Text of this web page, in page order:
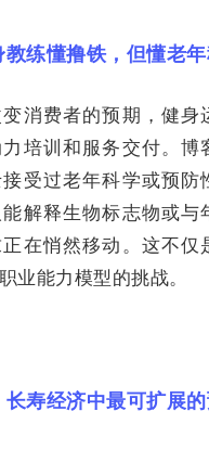
练懂撸铁，但懂老年
消费者的预期，健身
培训和服务交付。博
受过老年科学或预防
解释生物标志物或与
在悄然移动。这不仅
业能力模型的挑战。
寿经济中最可扩展的